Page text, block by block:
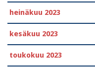
heinäkuu 2023
kesäkuu 2023
toukokuu 2023